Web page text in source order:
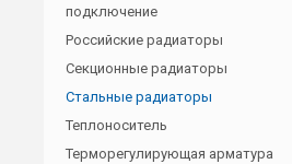
подключение
Российские радиаторы
Секционные радиаторы
Стальные радиаторы
Теплоноситель
Терморегулирующая арматура